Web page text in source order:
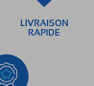
LIVRAISON
RAPIDE